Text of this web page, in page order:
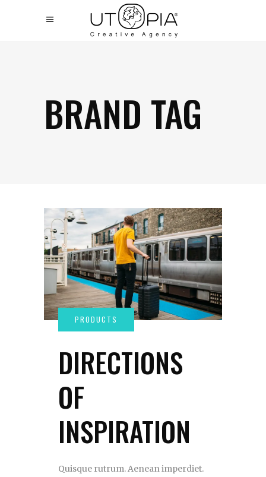
BRAND TAG
DIRECTIONS
OF
INSPIRATION
Quisque rutrum. Aenean imperdiet.